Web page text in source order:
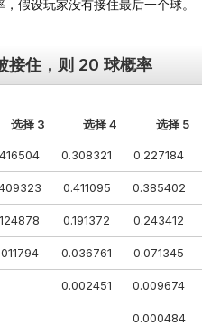
假设玩家没有接住最后一个球。
接住，则 20 球概率
选择 3 选择 4 选择 5
0.308321 0.227184
0.411095 0.385402
0.191372 0.243412
0.036761 0.071345
0.002451 0.009674
0.000484